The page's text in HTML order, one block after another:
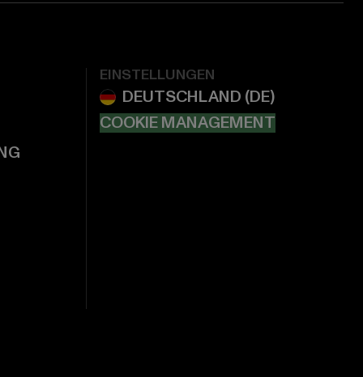
EINSTELLUNGEN
COOKIE MANAGEMENT